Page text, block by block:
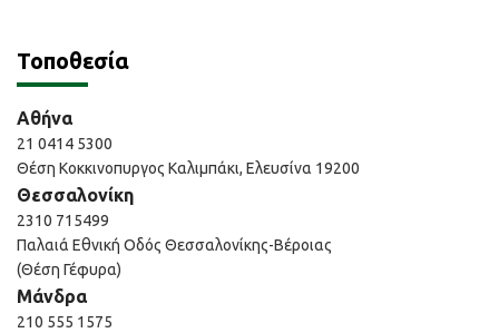
Τοποθεσία
Αθήνα
21 0414 5300
Θέση Κοκκινοπυργος Καλιμπάκι, Ελευσίνα 19200
Θεσσαλονίκη
2310 715499
Παλαιά Εθνική Οδός Θεσσαλονίκης-Βέροιας
(Θέση Γέφυρα)
Μάνδρα
210 555 1575